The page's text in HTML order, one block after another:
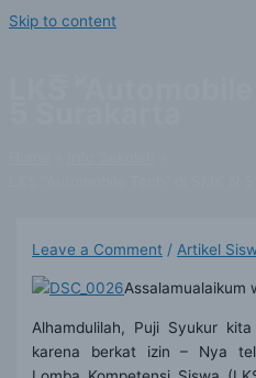
Skip to content
Leave a Comment /Artikel
Assalamualaikum
Alhamdulilah, Puji Syukur
karena berkat izin – Nya